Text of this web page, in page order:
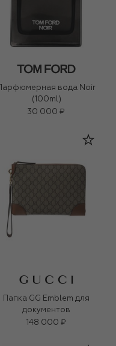
Парфюмерная вода Noir
(100ml)
30 000 ₽
Папка GG Emblem для
документов
148 000 ₽